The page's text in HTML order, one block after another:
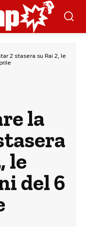
2 stasera su Rai 2, le
la
le
del 6